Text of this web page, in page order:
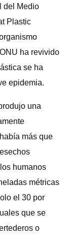
del Medio
Plastic
ha revivido
se ha
epidemia.
una
más que
humanos
métricas
el 30 por
que se
o